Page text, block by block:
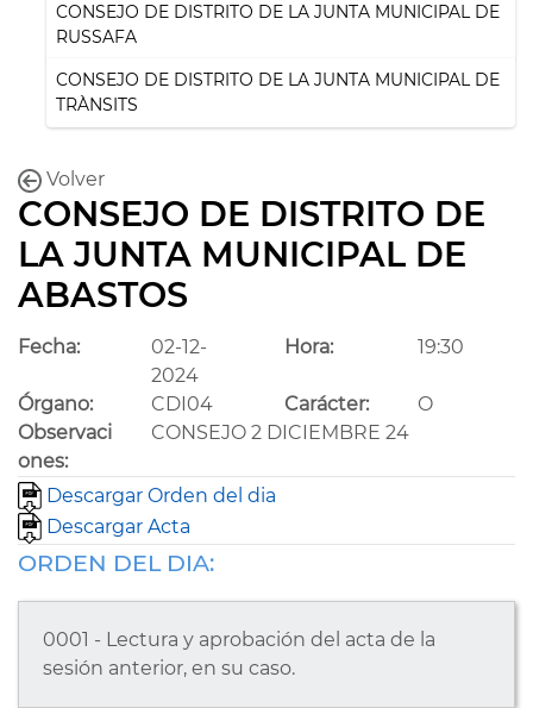
CONSEJO DE DISTRITO DE LA JUNTA MUNICIPAL DE
RUSSAFA
CONSEJO DE DISTRITO DE LA JUNTA MUNICIPAL DE
TRÀNSITS
Volver
CONSEJO DE DISTRITO DE
LA JUNTA MUNICIPAL DE
ABASTOS
Fecha:
02-12-
2024
Hora: 19:30
Órgano: CDI04 Carácter:
O
Observaci
ones:
CONSEJO 2 DICIEMBRE 24
Descargar Orden del dia
Descargar Acta
ORDEN DEL DIA:
0001 - Lectura y aprobación del acta de la
sesión anterior, en su caso.